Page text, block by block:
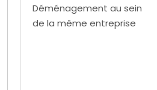
Déménagement au sein
de la même entreprise